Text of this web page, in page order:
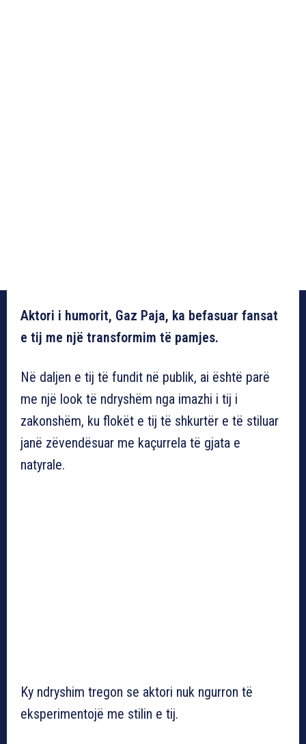
Aktori i humorit, Gaz Paja, ka befasuar fansat
e tij me një transformim të pamjes.
Në daljen e tij të fundit në publik, ai është parë
me një look të ndryshëm nga imazhi i tij i
zakonshëm, ku flokët e tij të shkurtër e të stiluar
janë zëvendësuar me kaçurrela të gjata e
natyrale.
Ky ndryshim tregon se aktori nuk ngurron të
eksperimentojë me stilin e tij.